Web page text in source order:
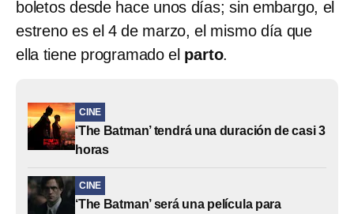
boletos desde hace unos días; sin embargo, el
estreno es el 4 de marzo, el mismo día que
ella tiene programado el parto.
CINE
‘The Batman’ tendrá una duración de casi 3
horas
CINE
‘The Batman’ será una película para